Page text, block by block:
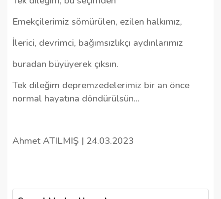
Emekçilerimiz sömürülen, ezilen halkımız,
İlerici, devrimci, bağımsızlıkçı aydınlarımız
buradan büyüyerek çıksın.
Tek dileğim depremzedelerimiz bir an önce
normal hayatına döndürülsün...
Ahmet ATILMIŞ | 24.03.2023